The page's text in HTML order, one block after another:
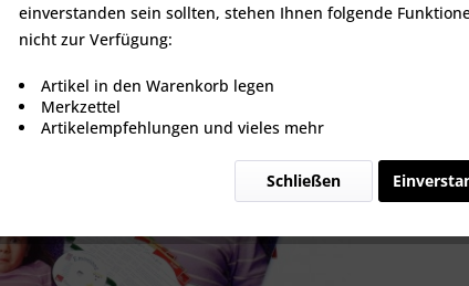
einverstanden sein sollten, stehen Ihnen folgende
nicht zur Verfügung:
Artikel in den Warenkorb legen
Merkzettel
Artikelempfehlungen und vieles mehr
Schließen